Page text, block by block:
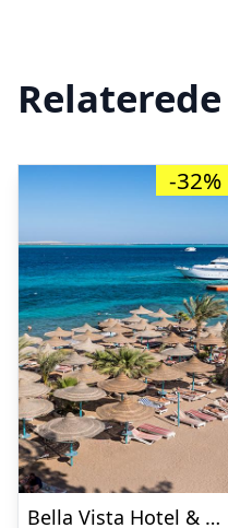
-32%
Bella Vista Hotel & Resort – All inclusive